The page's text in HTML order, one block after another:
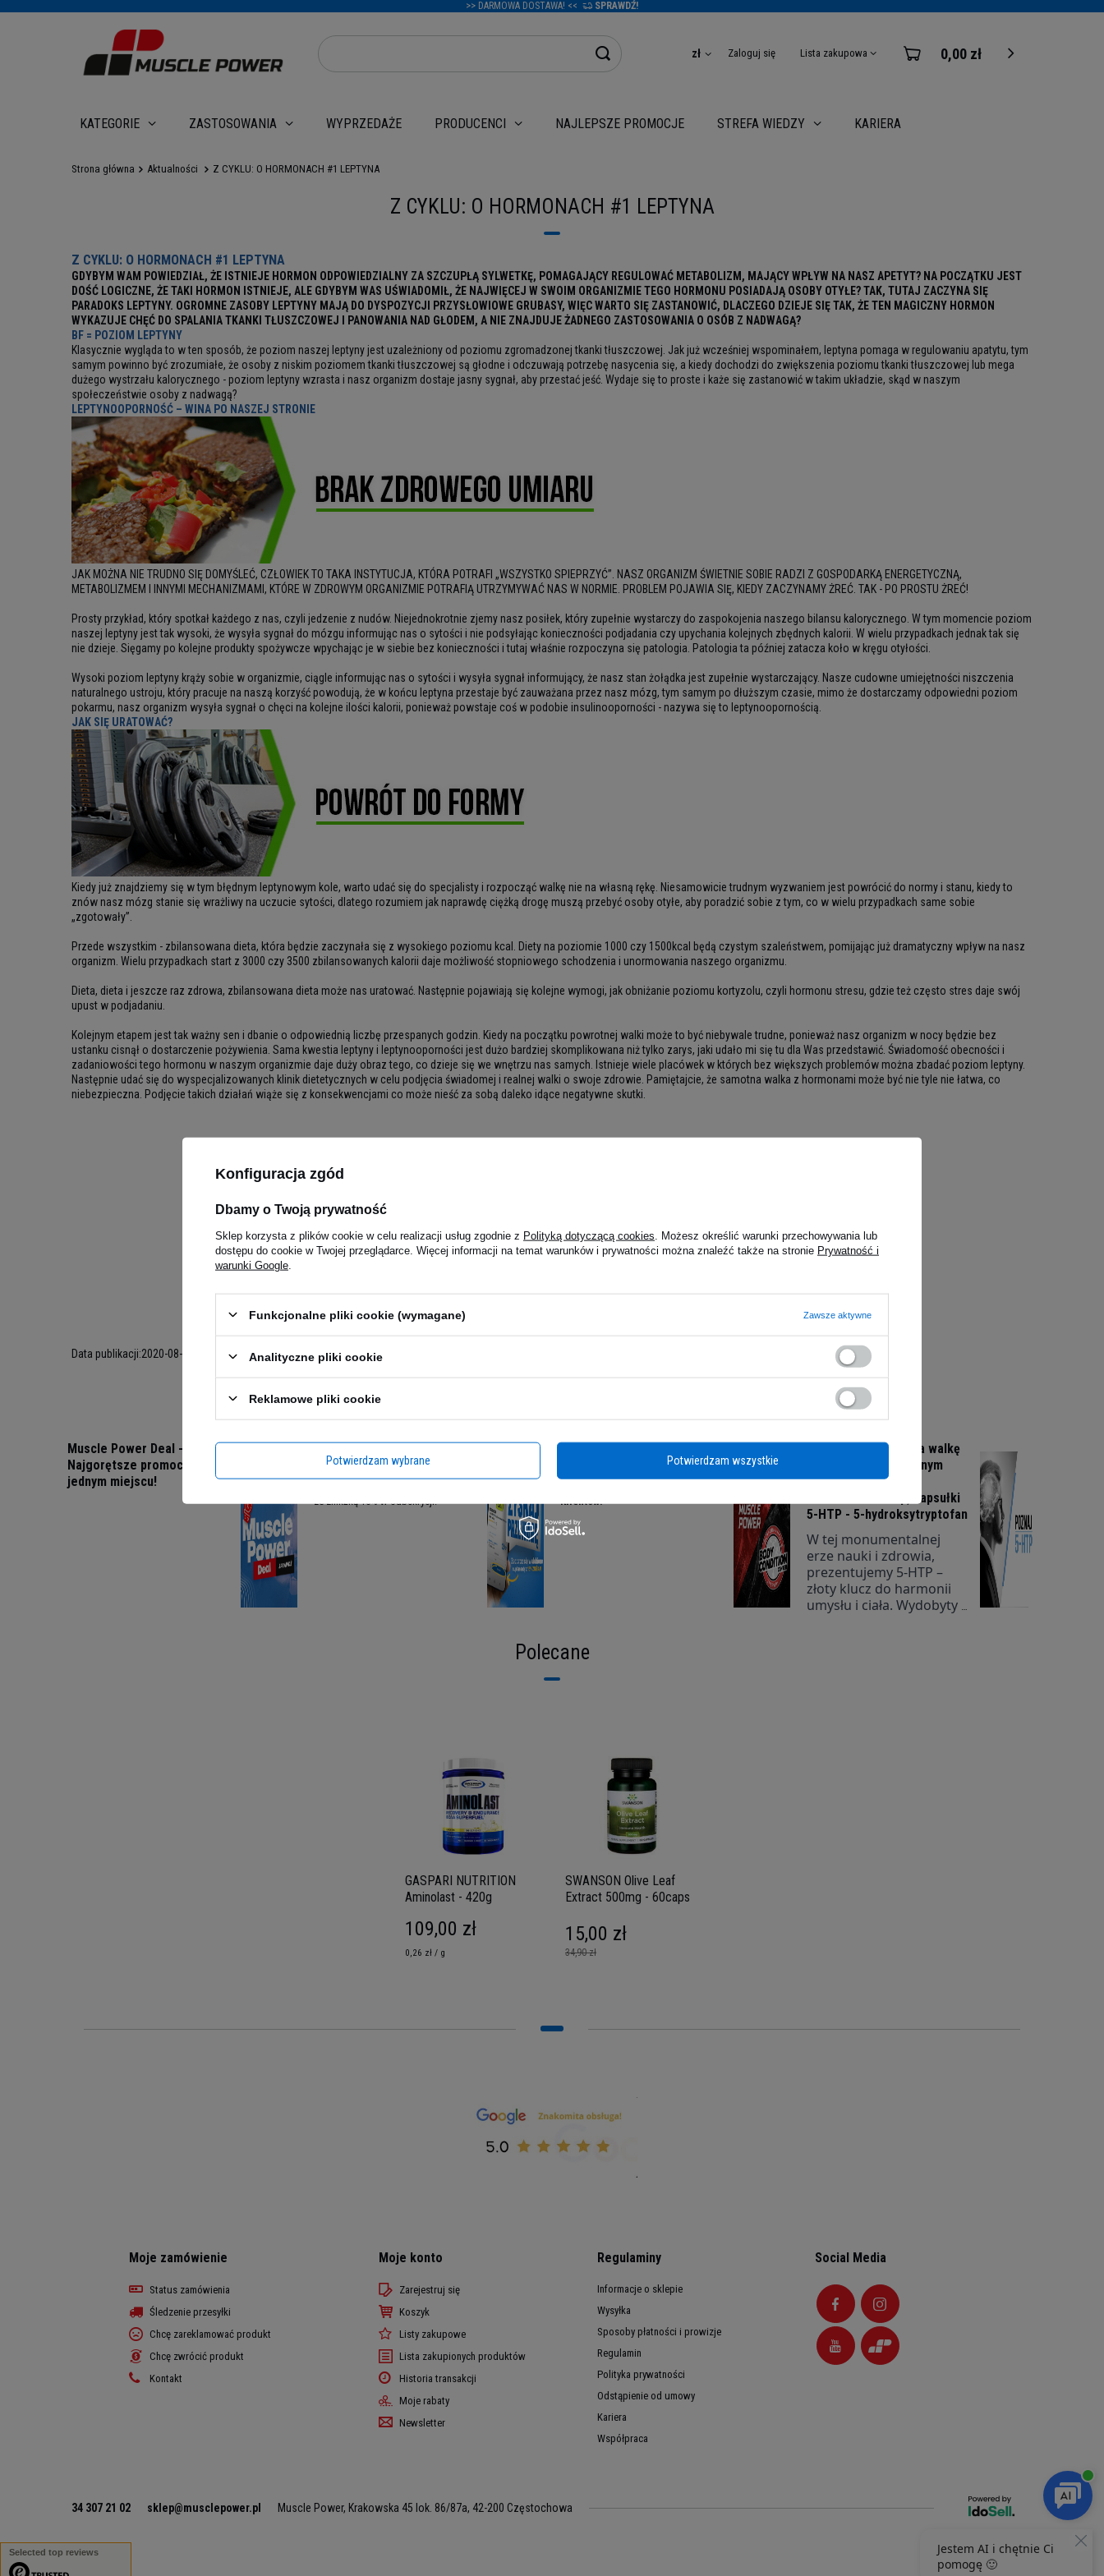
>> DARMOWA DOSTAWA! << SPRAWDŹ!
zł Zaloguj się Lista zakupowa 0,00 zł
KATEGORIE ZASTOSOWANIA WYPRZEDAŻE PRODUCENCI NAJLEPSZE PROMOCJE STREFA WIEDZY KARIERA
Strona główna Aktualności Z CYKLU: O HORMONACH #1 LEPTYNA
Z CYKLU: O HORMONACH #1 LEPTYNA
Z CYKLU: O HORMONACH #1 LEPTYNA
GDYBYM WAM POWIEDZIAŁ, ŻE ISTNIEJE HORMON ODPOWIEDZIALNY ZA SZCZUPŁĄ SYLWETKĘ, POMAGAJĄCY REGULOWAĆ METABOLIZM, MAJĄCY WPŁYW NA NASZ APETYT? NA POCZĄTKU JEST
DOŚĆ LOGICZNE, ŻE TAKI HORMON ISTNIEJE, ALE GDYBYM WAS UŚWIADOMIŁ, ŻE NAJWIĘCEJ W SWOIM ORGANIZMIE TEGO HORMONU POSIADAJĄ OSOBY OTYŁE? TAK, TUTAJ ZACZYNA SIĘ
PARADOKS LEPTYNY. OGROMNE ZASOBY LEPTYNY MAJĄ DO DYSPOZYCJI PRZYSŁOWIOWE GRUBASY, WIĘC WARTO SIĘ ZASTANOWIĆ, DLACZEGO DZIEJE SIĘ TAK, ŻE TEN MAGICZNY HORMON
WYKAZUJE CHĘĆ DO SPALANIA TKANKI TŁUSZCZOWEJ I PANOWANIA NAD GŁODEM, A NIE ZNAJDUJE ŻADNEGO ZASTOSOWANIA O OSÓB Z NADWAGĄ?
BF = POZIOM LEPTYNY
Klasycznie wygląda to w ten sposób, że poziom naszej leptyny jest uzależniony od poziomu zgromadzonej tkanki tłuszczowej. Jak już wcześniej wspominałem, leptyna pomaga w regulowaniu apatytu, tym
samym powinno być zrozumiałe, że osoby z niskim poziomem tkanki tłuszczowej są głodne i odczuwają potrzebę nasycenia się, a kiedy dochodzi do zwiększenia poziomu tkanki tłuszczowej lub mega
dużego wystrzału kalorycznego - poziom leptyny wzrasta i nasz organizm dostaje jasny sygnał, aby przestać jeść. Wydaje się to proste i każe się zastanowić w takim układzie, skąd w naszym
społeczeństwie osoby z nadwagą?
LEPTYNOOPORNOŚĆ – WINA PO NASZEJ STRONIE
JAK MOŻNA NIE TRUDNO SIĘ DOMYŚLEĆ, CZŁOWIEK TO TAKA INSTYTUCJA, KTÓRA POTRAFI „WSZYSTKO SPIEPRZYĆ”. NASZ ORGANIZM ŚWIETNIE SOBIE RADZI Z GOSPODARKĄ ENERGETYCZNĄ,
METABOLIZMEM I INNYMI MECHANIZMAMI, KTÓRE W ZDROWYM ORGANIZMIE POTRAFIĄ UTRZYMYWAĆ NAS W NORMIE. PROBLEM POJAWIA SIĘ, KIEDY ZACZYNAMY ŻREĆ. TAK - PO PROSTU ŻREĆ!
Prosty przykład, który spotkał każdego z nas, czyli jedzenie z nudów. Niejednokrotnie zjemy nasz posiłek, który zupełnie wystarczy do zaspokojenia naszego bilansu kalorycznego. W tym momencie poziom
naszej leptyny jest tak wysoki, że wysyła sygnał do mózgu informując nas o sytości i nie podsyłając konieczności podjadania czy upychania kolejnych zbędnych kalorii. W wielu przypadkach jednak tak się
nie dzieje. Sięgamy po kolejne produkty spożywcze wpychając je w siebie bez konieczności i tutaj właśnie rozpoczyna się patologia. Patologia ta później zatacza koło w kręgu otyłości.
Wysoki poziom leptyny krąży sobie w organizmie, ciągle informując nas o sytości i wysyła sygnał informujący, że nasz stan żołądka jest zupełnie wystarczający. Nasze cudowne umiejętności niszczenia
naturalnego ustroju, który pracuje na naszą korzyść powodują, że w końcu leptyna przestaje być zauważana przez nasz mózg, tym samym po dłuższym czasie, mimo że dostarczamy odpowiedni poziom
pokarmu, nasz organizm wysyła sygnał o chęci na kolejne ilości kalorii, ponieważ powstaje coś w podobie insulinooporności - nazywa się to leptynoopornością.
JAK SIĘ URATOWAĆ?
Kiedy już znajdziemy się w tym błędnym leptynowym kole, warto udać się do specjalisty i rozpocząć walkę nie na własną rękę. Niesamowicie trudnym wyzwaniem jest powrócić do normy i stanu, kiedy to
znów nasz mózg stanie się wrażliwy na uczucie sytości, dlatego rozumiem jak naprawdę ciężką drogę muszą przebyć osoby otyłe, aby poradzić sobie z tym, co w wielu przypadkach same sobie
„zgotowały”.
Przede wszystkim - zbilansowana dieta, która będzie zaczynała się z wysokiego poziomu kcal. Diety na poziomie 1000 czy 1500kcal będą czystym szaleństwem, pomijając już dramatyczny wpływ na nasz
organizm. Wielu przypadkach start z 3000 czy 3500 zbilansowanych kalorii daje możliwość stopniowego schodzenia i unormowania naszego organizmu.
Dieta, dieta i jeszcze raz zdrowa, zbilansowana dieta może nas uratować. Następnie pojawiają się kolejne wymogi, jak obniżanie poziomu kortyzolu, czyli hormonu stresu, gdzie też często stres daje swój
upust w podjadaniu.
Kolejnym etapem jest tak ważny sen i dbanie o odpowiednią liczbę przespanych godzin. Kiedy na początku powrotnej walki może to być niebywale trudne, ponieważ nasz organizm w nocy będzie bez
ustanku cisnął o dostarczenie pożywienia. Sama kwestia leptyny i leptynooporności jest dużo bardziej skomplikowana niż tylko zarys, jaki udało mi się tu dla Was przedstawić. Świadomość obecności i
zadaniowości tego hormonu w naszym organizmie daje duży obraz tego, co dzieje się we wnętrzu nas samych. Istnieje wiele placówek w których bez większych problemów można zbadać poziom leptyny.
Następnie udać się do wyspecjalizowanych klinik dietetycznych w celu podjęcia świadomej i realnej walki o swoje zdrowie. Pamiętajcie, że samotna walka z hormonami może być nie tyle nie łatwa, co
niebezpieczna. Podjęcie takich działań wiąże się z konsekwencjami co może nieść za sobą daleko idące negatywne skutki.
Data publikacji:2020-08-24
Muscle Power Deal -
Najgorętsze promocje w
jednym miejscu!
Zyskaj przewagę z
Subskrypcją!
ze znikżką 15% w Subskrycji!
Klientów!
5HTP - Suplement na walkę
z depresją i nadmiernym
apetytem | Opinie,
dawkowanie 5 htp, kapsułki
5-HTP - 5-hydroksytryptofan
W tej monumentalnej
erze nauki i zdrowia,
prezentujemy 5-HTP –
złoty klucz do harmonii
umysłu i ciała. Wydobyty z
Polecane
GASPARI NUTRITION
Aminolast - 420g
109,00 zł
0,26 zł / g
SWANSON Olive Leaf
Extract 500mg - 60caps
34,90 zł
15,00 zł
Moje zamówienie
Status zamówienia
Śledzenie przesyłki
Chcę zareklamować produkt
Chcę zwrócić produkt
Kontakt
Moje konto
Zarejestruj się
Koszyk
Listy zakupowe
Lista zakupionych produktów
Historia transakcji
Moje rabaty
Newsletter
Regulaminy
Informacje o sklepie
Wysyłka
Sposoby płatności i prowizje
Regulamin
Polityka prywatności
Odstąpienie od umowy
Kariera
Współpraca
Social Media
34 307 21 02 sklep@musclepower.pl Muscle Power, Krakowska 45 lok. 86/87a, 42-200 Częstochowa
Selected top reviews
Konfiguracja zgód
Dbamy o Twoją prywatność
Sklep korzysta z plików cookie w celu realizacji usług zgodnie z Polityką dotyczącą cookies . Możesz określić warunki przechowywania lub
dostępu do cookie w Twojej przeglądarce. Więcej informacji na temat warunków i prywatności można znaleźć także na stronie Prywatność i
warunki Google
Funkcjonalne pliki cookie (wymagane) Zawsze aktywne
Analityczne pliki cookie
Reklamowe pliki cookie
Potwierdzam wybrane Potwierdzam wszystkie